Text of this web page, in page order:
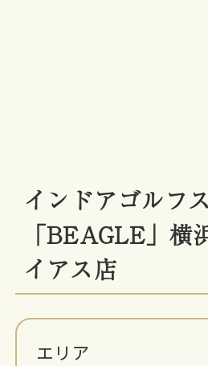
インドアゴルフ
「BEAGLE」横
イアス店
エリア